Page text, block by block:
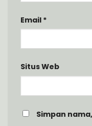
Email *
Situs Web
Simpan